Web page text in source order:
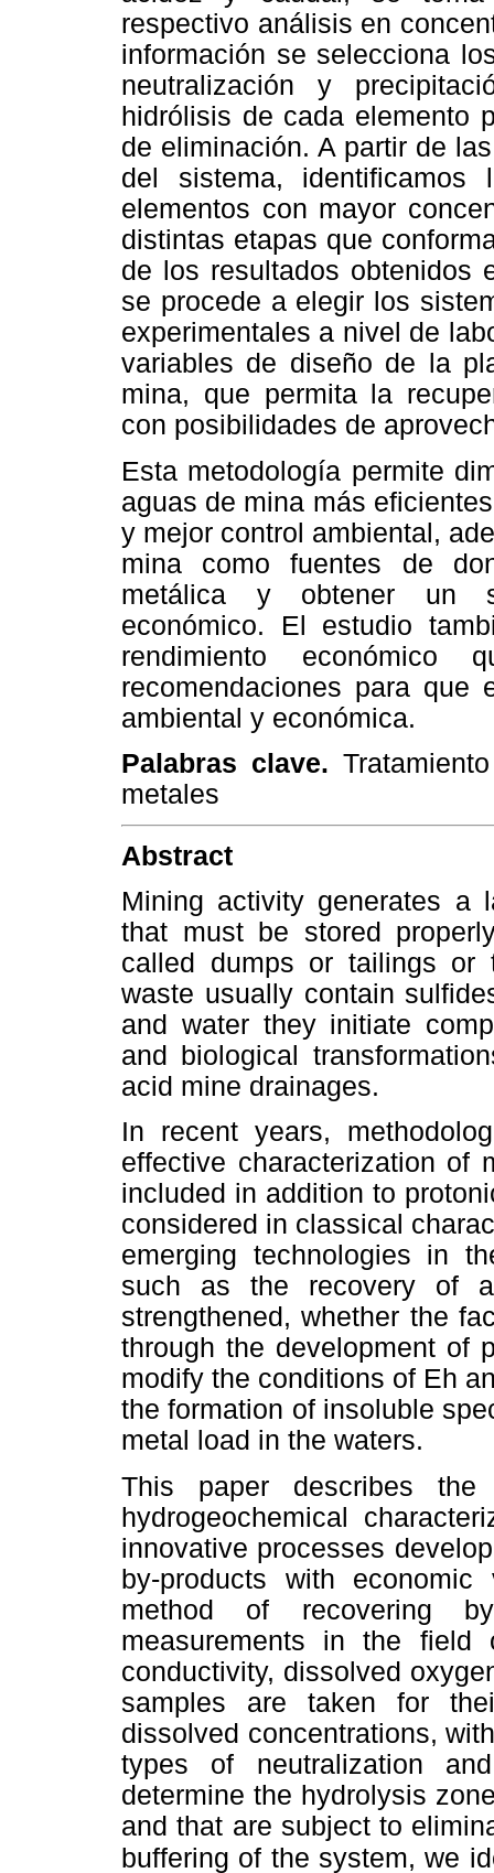
respectivo análisis en
información se selecciona
neutralización y
hidrólisis de cada elemento
de eliminación. A partir de
del sistema,
elementos con mayor
distintas etapas que
de los resultados obtenidos
se procede a elegir los
experimentales a nivel de
variables de diseño de la
mina, que permita la
con posibilidades de
Esta metodología permite
aguas de mina más
y mejor control ambiental,
mina como fuentes de
metálica y obtener un
económico. El estudio
rendimiento
recomendaciones para que
ambiental y económica.
Palabras clave.
metales
Abstract
Mining activity generates a
that must be stored
called dumps or tailings or
waste usually contain
and water they initiate
and biological
acid mine drainages.
In recent years,
effective characterization of
included in addition to
considered in classical
emerging technologies in
such as the recovery of
strengthened, whether the
through the development of
modify the conditions of Eh
the formation of insoluble
metal load in the waters.
This paper describes
hydrogeochemical
innovative processes
by-products with
method of recovering
measurements in the field
conductivity, dissolved
samples are taken for
dissolved concentrations,
types of neutralization
determine the hydrolysis
and that are subject to
buffering of the system, we